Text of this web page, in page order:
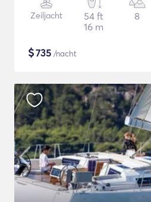
Zeiljacht
54 ft
16 m
8
$735 /nacht